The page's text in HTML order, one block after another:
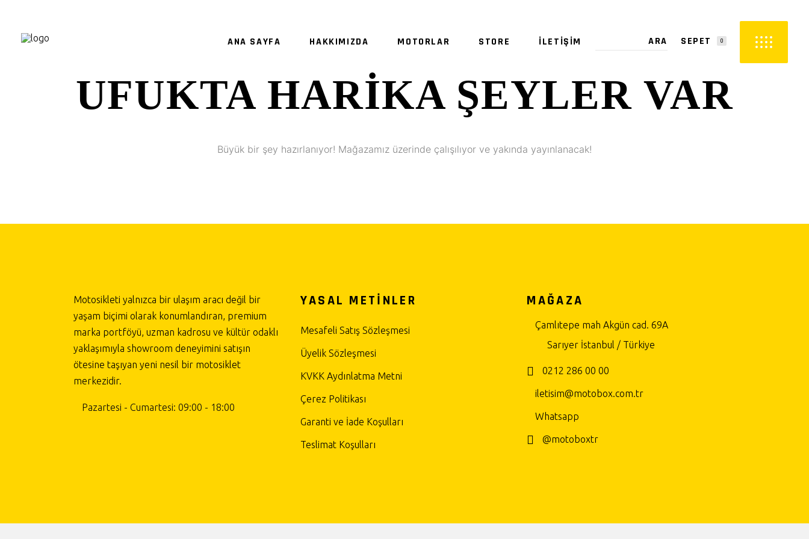
ANA SAYFA HAKKIMIZDA MOTORLAR STORE İLETIŞIM SEPET 0
SEPETTE ÜRÜN YOK.
UFUKTA HARIKA ŞEYLER VAR
Büyük bir şey hazırlanıyor! Mağazamız üzerinde çalışılıyor ve yakında yayınlanacak!
Motosikleti yalnızca bir ulaşım aracı değil bir
yaşam biçimi olarak konumlandıran, premium
marka portföyü, uzman kadrosu ve kültür odaklı
yaklaşımıyla showroom deneyimini satışın
ötesine taşıyan yeni nesil bir motosiklet
merkezidir.
Pazartesi - Cumartesi: 09:00 - 18:00
YASAL METİNLER
Mesafeli Satış Sözleşmesi
Üyelik Sözleşmesi
KVKK Aydınlatma Metni
Çerez Politikası
Garanti ve İade Koşulları
Teslimat Koşulları
MAĞAZA
Çamlıtepe mah Akgün cad. 69A
Sarıyer İstanbul / Türkiye
0212 286 00 00
iletisim@motobox.com.tr
Whatsapp
@motoboxtr